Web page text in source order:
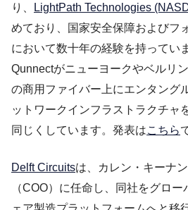
り、
LightPath Technologies
めており、国家安全保障およびフ
において数十年の経験を持ってい
Qunnectがニューヨークやベルリ
の商用ファイバー上にエンタング
ットワークインフラストラクチャ
同じくしています。発表はこちら
Delft Circuitsは、カレン・キーナ
（COO）に任命し、同社をグロ